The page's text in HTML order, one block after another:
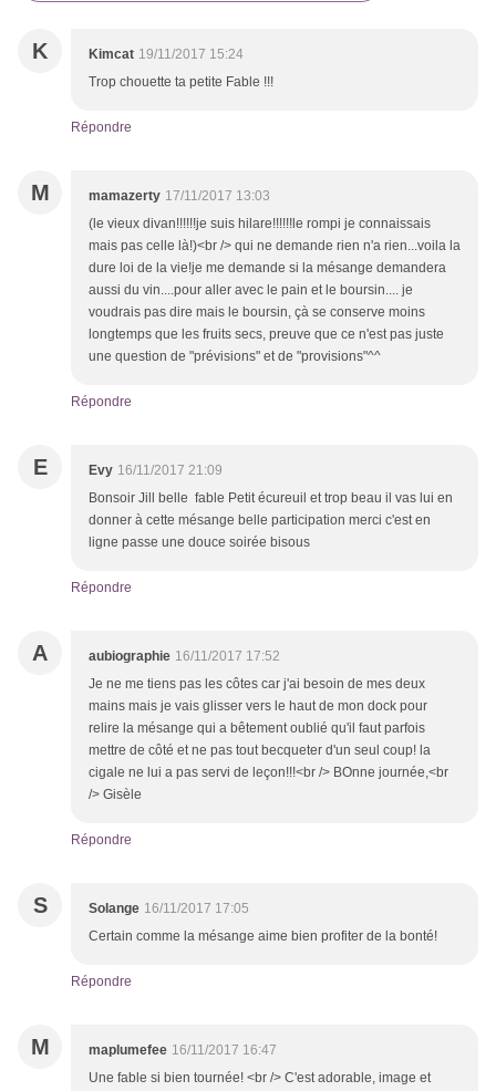
K Kimcat 19/11/2017 15:24
Trop chouette ta petite Fable !!!
Répondre
M mamazerty 17/11/2017 13:03
(le vieux divan!!!!!!je suis hilare!!!!!!le rompi je connaissais
mais pas celle là!)<br /> qui ne demande rien n'a rien...voila la
dure loi de la vie!je me demande si la mésange demandera
aussi du vin....pour aller avec le pain et le boursin.... je
voudrais pas dire mais le boursin, çà se conserve moins
longtemps que les fruits secs, preuve que ce n'est pas juste
une question de "prévisions" et de "provisions"^^
Répondre
E Evy 16/11/2017 21:09
Bonsoir Jill belle fable Petit écureuil et trop beau il vas lui en
donner à cette mésange belle participation merci c'est en
ligne passe une douce soirée bisous
Répondre
A aubiographie 16/11/2017 17:52
Je ne me tiens pas les côtes car j'ai besoin de mes deux
mains mais je vais glisser vers le haut de mon dock pour
relire la mésange qui a bêtement oublié qu'il faut parfois
mettre de côté et ne pas tout becqueter d'un seul coup! la
cigale ne lui a pas servi de leçon!!!<br /> BOnne journée,<br
/> Gisèle
Répondre
S Solange 16/11/2017 17:05
Certain comme la mésange aime bien profiter de la bonté!
Répondre
M maplumefee 16/11/2017 16:47
Une fable si bien tournée! <br /> C'est adorable, image et